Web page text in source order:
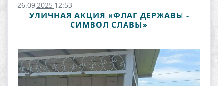
26.09.2025 12:53
УЛИЧНАЯ АКЦИЯ «ФЛАГ ДЕРЖАВЫ -
СИМВОЛ СЛАВЫ»